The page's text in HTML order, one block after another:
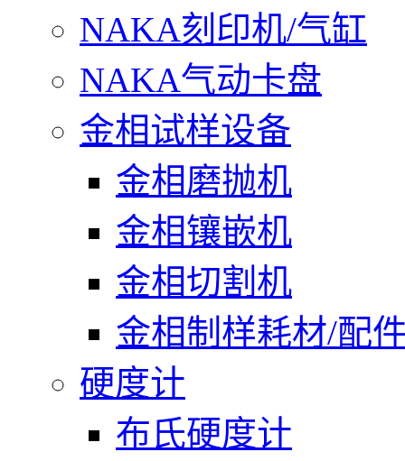
NAKA刻印机/气缸
NAKA气动卡盘
金相试样设备
金相磨抛机
金相镶嵌机
金相切割机
金相制样耗材/配
硬度计
布氏硬度计